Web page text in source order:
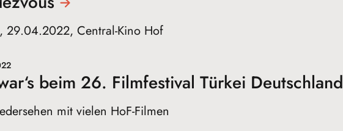
29.04.2022, Central-Kino Hof
beim 26. Filmfestival Türkei Deutschland
mit vielen HoF-Filmen